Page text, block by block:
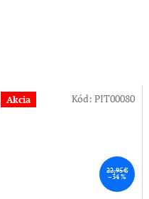
Akcia
22,95 €
–34 %
Kód:PIT00080